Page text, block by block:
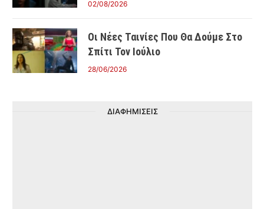
02/08/2026
Οι Νέες Ταινίες Που Θα Δούμε Στο
Σπίτι Τον Ιούλιο
28/06/2026
ΔΙΑΦΗΜΙΣΕΙΣ